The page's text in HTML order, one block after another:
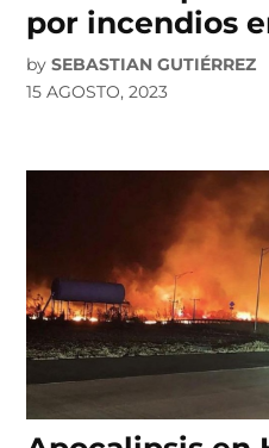
por incendios
by SEBASTIAN GUTIÉRREZ
15 AGOSTO, 2023